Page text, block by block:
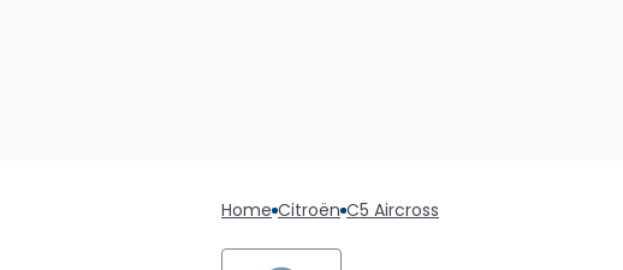
Home Citroën C5 Aircross